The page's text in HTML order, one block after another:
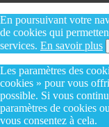
En poursuivant votre
de cookies qui
services. En savoir plus
Les paramètres des
cookies » pour vous
possible. Si vous
paramètres de cookies
vous consentez à cela.